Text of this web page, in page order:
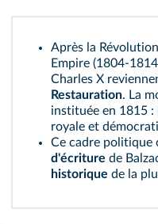
Après la
Empire (1804-
Charles X
Restauration. La
instituée en 1815
royale et
Ce cadre politique
d'écriture de
historique de la